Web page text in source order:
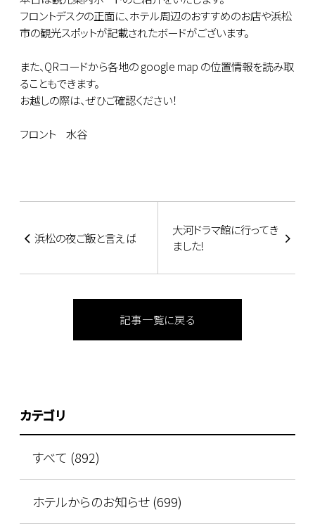
フロントデスクの正面に、ホテル周辺のおすすめのお店や浜松
市の観光スポットが記載されたボードがございます。
また、QRコードから各地の google map の位置情報を読み取
ることもできます。
お越しの際は、ぜひご確認ください！
フロント 水谷
浜松の夜ご飯と言えば
大河ドラマ館に行ってき
ました!
記事一覧に戻る
カテゴリ
すべて (892)
ホテルからのお知らせ (699)